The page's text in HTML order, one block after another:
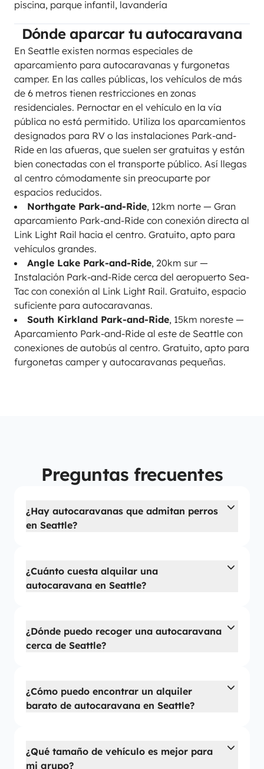
piscina, parque infantil, lavandería
Dónde aparcar tu autocaravana
En Seattle existen normas especiales de
aparcamiento para autocaravanas y furgonetas
camper. En las calles públicas, los vehículos de más
de 6 metros tienen restricciones en zonas
residenciales. Pernoctar en el vehículo en la vía
pública no está permitido. Utiliza los aparcamientos
designados para RV o las instalaciones Park-and-
Ride en las afueras, que suelen ser gratuitas y están
bien conectadas con el transporte público. Así llegas
al centro cómodamente sin preocuparte por
espacios reducidos.
Northgate Park-and-Ride, 12km norte — Gran
aparcamiento Park-and-Ride con conexión directa al
Link Light Rail hacia el centro. Gratuito, apto para
vehículos grandes.
Angle Lake Park-and-Ride, 20km sur —
Instalación Park-and-Ride cerca del aeropuerto Sea-
Tac con conexión al Link Light Rail. Gratuito, espacio
suficiente para autocaravanas.
South Kirkland Park-and-Ride, 15km noreste —
Aparcamiento Park-and-Ride al este de Seattle con
conexiones de autobús al centro. Gratuito, apto para
furgonetas camper y autocaravanas pequeñas.
Preguntas frecuentes
¿Hay autocaravanas que admitan perros
en Seattle?
¿Cuánto cuesta alquilar una
autocaravana en Seattle?
¿Dónde puedo recoger una autocaravana
cerca de Seattle?
¿Cómo puedo encontrar un alquiler
barato de autocaravana en Seattle?
¿Qué tamaño de vehículo es mejor para
mi grupo?